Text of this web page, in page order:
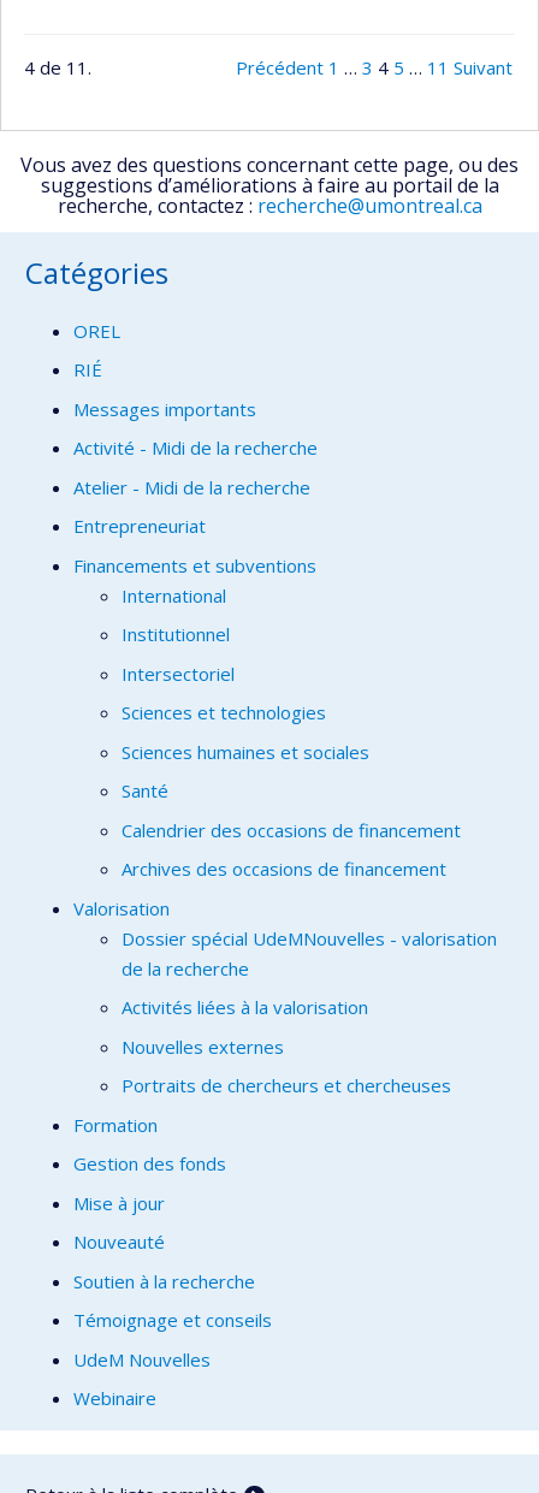
4 de 11. Précédent 1 … 3 4 5 … 11 Suivant
Vous avez des questions concernant cette page, ou des
suggestions d’améliorations à faire au portail de la
recherche, contactez : recherche@umontreal.ca
Catégories
OREL
RIÉ
Messages importants
Activité - Midi de la recherche
Atelier - Midi de la recherche
Entrepreneuriat
Financements et subventions
International
Institutionnel
Intersectoriel
Sciences et technologies
Sciences humaines et sociales
Santé
Calendrier des occasions de financement
Archives des occasions de financement
Valorisation
Dossier spécial UdeMNouvelles - valorisation
de la recherche
Activités liées à la valorisation
Nouvelles externes
Portraits de chercheurs et chercheuses
Formation
Gestion des fonds
Mise à jour
Nouveauté
Soutien à la recherche
Témoignage et conseils
UdeM Nouvelles
Webinaire